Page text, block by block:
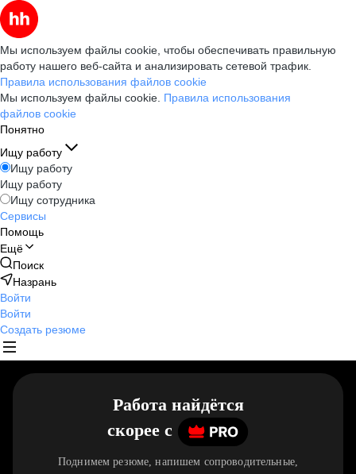
Мы используем файлы cookie, чтобы обеспечивать правильную
работу нашего веб-сайта и анализировать сетевой трафик.
Правила использования файлов cookie
Мы используем файлы cookie. Правила использования
файлов cookie
Понятно
Ищу работу
Ищу работу
Ищу работу
Ищу сотрудника
Сервисы
Помощь
Ещё
Поиск
Назрань
Войти
Войти
Создать резюме
Работа найдётся
скорее c
Поднимем резюме, напишем сопроводительные,